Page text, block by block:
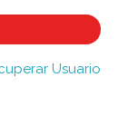
Usuario